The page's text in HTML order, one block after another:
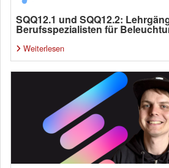
SQQ12.1 und SQQ12.2:
Berufsspezialisten für
Weiterlesen